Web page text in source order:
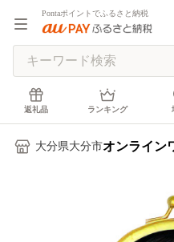
Pontaポイントでふるさと納税
返礼品 ランキング
大分県大分市オンライン